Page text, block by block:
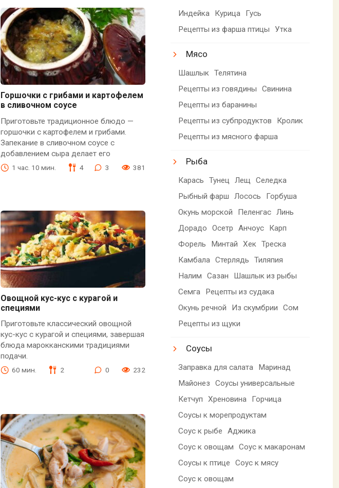
Горшочки с грибами и картофелем
в сливочном соусе
Приготовьте традиционное блюдо —
горшочки с картофелем и грибами.
Запекание в сливочном соусе с
добавлением сыра делает его
1 час. 10 мин. 4 3 381
Овощной кус-кус с курагой и
специями
Приготовьте классический овощной
кус-кус с курагой и специями, завершая
блюда марокканскими традициями
подачи.
60 мин. 2 0 232
Индейка Курица
Гусь
Рецепты из фарша птицы
Утка
Мясо
Шашлык Телятина
Рецепты из говядины
Свинина
Рецепты из баранины
Рецепты из субпродуктов
Кролик
Рецепты из мясного фарша
Рыба
Карась Тунец Лещ
Селедка
Рыбный фарш
Лосось
Горбуша
Окунь морской
Пеленгас Линь
Дорадо
Осетр Анчоус
Карп
Форель
Минтай Хек Треска
Камбала Стерлядь
Тиляпия
Налим
Сазан
Шашлык из рыбы
Семга
Рецепты из судака
Окунь речной
Из скумбрии
Сом
Рецепты из щуки
Соусы
Заправка для салата
Маринад
Майонез
Соусы универсальные
Кетчуп
Хреновина
Горчица
Соусы к морепродуктам
Соус к рыбе
Аджика
Соус к овощам
Соус к макаронам
Соусы к птице
Соус к мясу
Соус к овощам